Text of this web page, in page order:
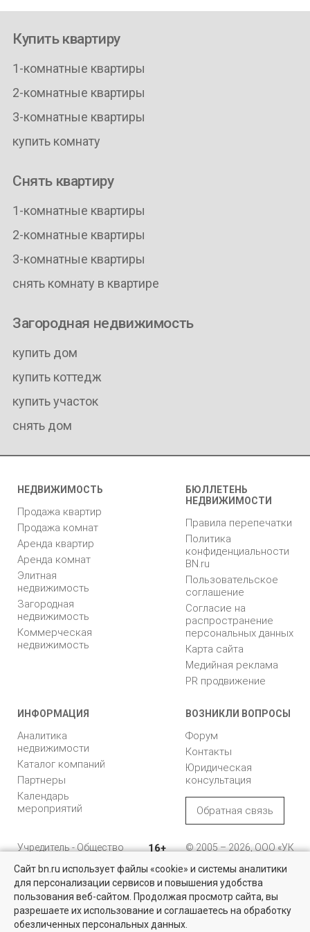
Найти квартиру - это просто!
Выбирайте среди 14 тысяч проверенных вариантов на вторичом
рынке жилья на портале BN.ru
Купить квартиру
1-комнатные квартиры
2-комнатные квартиры
3-комнатные квартиры
купить комнату
Снять квартиру
1-комнатные квартиры
2-комнатные квартиры
3-комнатные квартиры
снять комнату в квартире
Загородная недвижимость
купить дом
купить коттедж
купить участок
снять дом
НЕДВИЖИМОСТЬ
Продажа квартир
Продажа комнат
Аренда квартир
Аренда комнат
Элитная
недвижимость
Загородная
недвижимость
Коммерческая
недвижимость
БЮЛЛЕТЕНЬ
НЕДВИЖИМОСТИ
Правила перепечатки
Политика
конфиденциальности
BN.ru
Пользовательское
соглашение
Согласие на
распространение
персональных данных
Карта сайта
Медийная реклама
PR продвижение
ИНФОРМАЦИЯ
Аналитика
недвижимости
Каталог компаний
Партнеры
Календарь
мероприятий
ВОЗНИКЛИ ВОПРОСЫ
Форум
Контакты
Юридическая
консультация
Обратная связь
Учредитель - Общество
ответственностью
"Управляющая
компания "Бюллетень
недвижимости"
16+
© 2005 – 2026, ООО «УК
196105, Санкт-
Петербург, пр. Юрия
Гагарина, 1
Сайт bn.ru использует файлы «cookie» и системы аналитики
для персонализации сервисов и повышения удобства
пользования веб-сайтом. Продолжая просмотр сайта, вы
разрешаете их использование и соглашаетесь на обработку
обезличенных персональных данных.